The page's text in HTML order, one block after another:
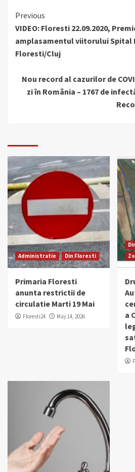
Continue
Reading
Previous
VIDEO: Floresti 22.09.2020,
amplasamentul viitorului Spital
Floresti/Cluj
Nou record al cazurilor de
zi în România – 1767 de
Administratie Din Floresti
Primaria Floresti
anunta restrictii de
circulatie Marti 19 Mai
Floresti24 May 14, 2026
a